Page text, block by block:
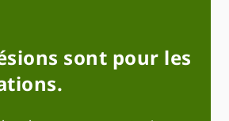
sont pour les